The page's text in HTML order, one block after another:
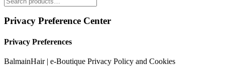
Privacy Preference Center
Privacy Preferences
BalmainHair | e-Boutique Privacy Policy and Cookies